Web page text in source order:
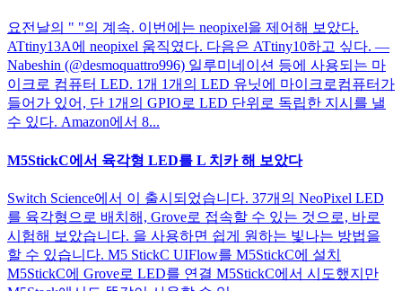
요전날의 " "의 계속. 이번에는 neopixel을 제어해 보았다.
ATtiny13A에 neopixel 움직였다. 다음은 ATtiny10하고 싶다. —
Nabeshin (@desmoquattro996) 일루미네이션 등에 사용되는 마
이크로 컴퓨터 LED. 1개 1개의 LED 유닛에 마이크로컴퓨터가
들어가 있어, 단 1개의 GPIO로 LED 단위로 독립한 지시를 낼
수 있다. Amazon에서 8...
M5StickC에서 육각형 LED를 L 치카 해 보았다
Switch Science에서 이 출시되었습니다. 37개의 NeoPixel LED
를 육각형으로 배치해, Grove로 접속할 수 있는 것으로, 바로
시험해 보았습니다. 을 사용하면 쉽게 원하는 빛나는 방법을
할 수 있습니다. M5 StickC UIFlow를 M5StickC에 설치
M5StickC에 Grove로 LED를 연결 M5StickC에서 시도했지만